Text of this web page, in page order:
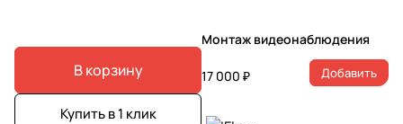
В корзину
Купить в 1 клик
Монтаж видеонаблюдения
17 000 ₽ Добавить